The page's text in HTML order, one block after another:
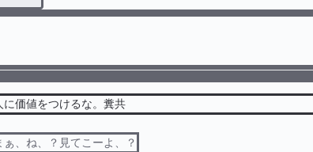
に価値をつけるな。糞共
ぁ、ね、？見てこーよ、？